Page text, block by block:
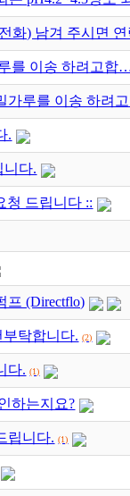
화) 남겨 주시면
를 이송 하려고합
가루를 이송 하려
.
니다.
청 드립니다 ::
프 (Directflo)
탁합니다. (2)
다. (1)
하는지요?
립니다. (1)